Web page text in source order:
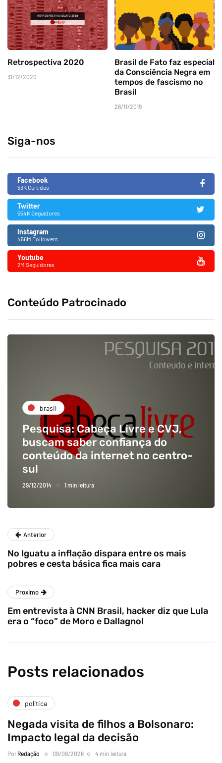
Retrospectiva 2020
31/12/2020
Brasil de Fato faz especial
da Consciência Negra em
tempos de fascismo no
Brasil
26/11/2019
Siga-nos
Facebook
53K Curtidas
Twitter
554K Seguidores
Instagram
456M Followers
Youtube
2M Seguidores
Conteúdo Patrocinado
brasil
Pesquisa: Cabeça Livre e CVJ,
buscam saber confiança do
conteúdo da internet no centro-
sul
29/12/2014 1 min leitura
Anterior
No Iguatu a inflação dispara entre os mais
pobres e cesta básica fica mais cara
Proximo
Em entrevista à CNN Brasil, hacker diz que Lula
era o “foco” de Moro e Dallagnol
Posts relacionados
política
Negada visita de filhos a Bolsonaro:
Impacto legal da decisão
Por Redação 08/08/2026 4 min leitura